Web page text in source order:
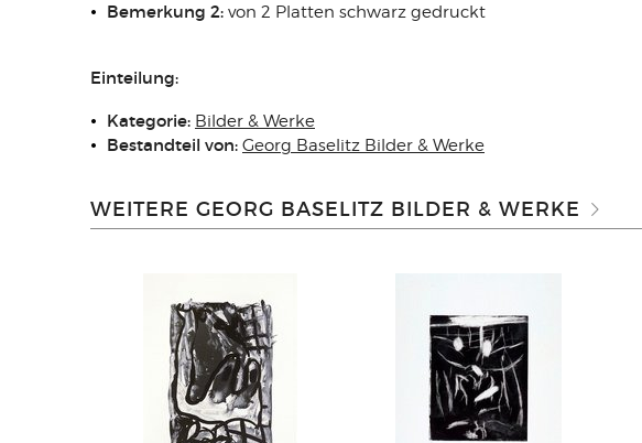
Bemerkung 2: von 2 Platten schwarz gedruckt
Einteilung:
Kategorie: Bilder & Werke
Bestandteil von: Georg Baselitz Bilder & Werke
WEITERE GEORG BASELITZ BILDER & WERKE